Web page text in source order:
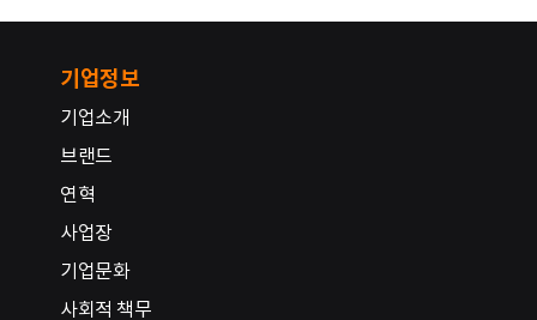
기업정보
기업소개
브랜드
연혁
사업장
기업문화
사회적 책무